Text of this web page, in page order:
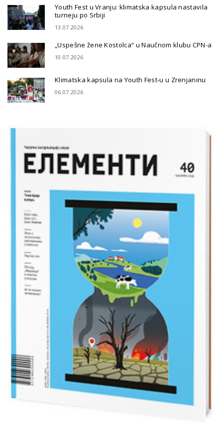
Youth Fest u Vranju: klimatska kapsula nastavila
turneju po Srbiji
13.07.2026
„Uspešne žene Kostolca“ u Naučnom klubu CPN-a
10.07.2026
Klimatska kapsula na Youth Fest-u u Zrenjaninu
06.07.2026